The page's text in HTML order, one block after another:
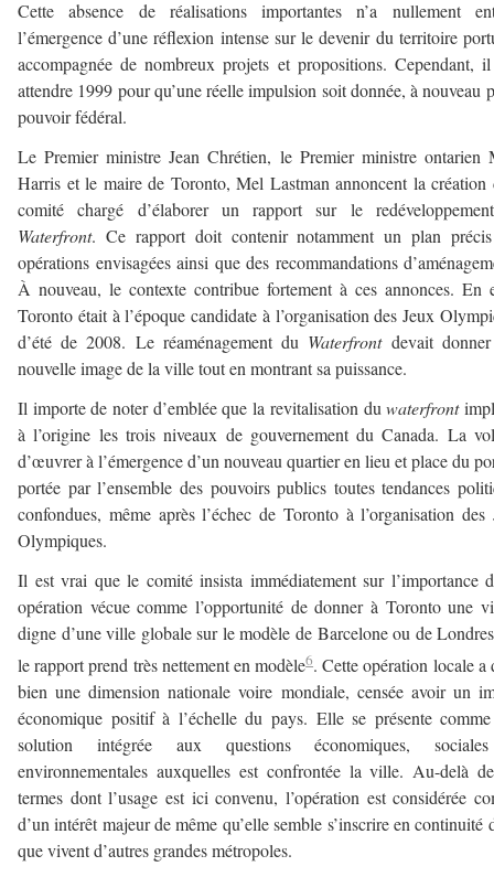
Cette absence de réalisations importantes n’a nullement
l’émergence d’une réflexion intense sur le devenir du territoire
accompagnée de nombreux projets et propositions. Cependant,
attendre 1999 pour qu’une réelle impulsion soit donnée, à nouveau
pouvoir fédéral.
Le Premier ministre Jean Chrétien, le Premier ministre ontarien
Harris et le maire de Toronto, Mel Lastman annoncent la création
comité chargé d’élaborer un rapport sur le
Waterfront. Ce rapport doit contenir notamment un plan
opérations envisagées ainsi que des recommandations
À nouveau, le contexte contribue fortement à ces annonces. En
Toronto était à l’époque candidate à l’organisation des Jeux
d’été de 2008. Le réaménagement du Waterfrontdevait
nouvelle image de la ville tout en montrant sa puissance.
Il importe de noter d’emblée que la revitalisation duwaterfront
à l’origine les trois niveaux de gouvernement du Canada. La
d’œuvrer à l’émergence d’un nouveau quartier en lieu et place du
portée par l’ensemble des pouvoirs publics toutes tendances
confondues, même après l’échec de Toronto à l’organisation des
Olympiques.
Il est vrai que le comité insista immédiatement sur l’importance
opération vécue comme l’opportunité de donner à Toronto une
digne d’une ville globale sur le modèle de Barcelone ou de
le rapport prend très nettement en modèle6. Cette opération locale a
bien une dimension nationale voire mondiale, censée avoir un
économique positif à l’échelle du pays. Elle se présente
solution intégrée aux questions économiques,
environnementales auxquelles est confrontée la ville. Au-delà
termes dont l’usage est ici convenu, l’opération est considérée
d’un intérêt majeur de même qu’elle semble s’inscrire en continuité
que vivent d’autres grandes métropoles.